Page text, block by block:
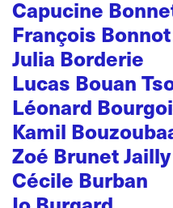
Capucine
François Bonnot
Julia Borderie
Lucas Bouan
Léonard
Kamil
Zoé Brunet Jailly
Cécile Burban